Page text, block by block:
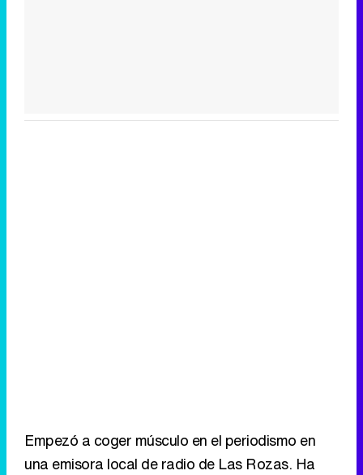
Empezó a coger músculo en el periodismo en
una emisora local de radio de Las Rozas. Ha